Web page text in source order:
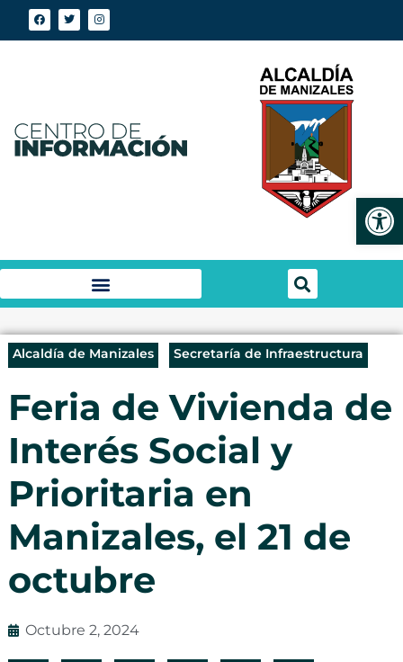
Alcaldía de Manizales Secretaría de Infraestructura
Feria de Vivienda de
Interés Social y
Prioritaria en
Manizales, el 21 de
octubre
Octubre 2, 2024